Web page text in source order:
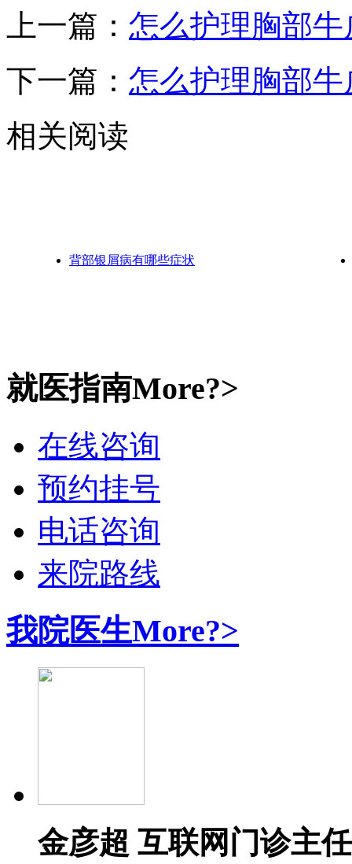
上一篇： 怎么护理胸部牛
下一篇： 怎么护理胸部牛
相关阅读
背部银屑病有哪些症状
就医指南More?>
在线咨询
预约挂号
电话咨询
来院路线
我院医生More?>
金彦超 互联网门诊主任